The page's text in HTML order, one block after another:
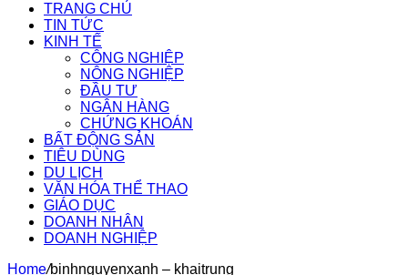
TRANG CHỦ
TIN TỨC
KINH TẾ
CÔNG NGHIỆP
NÔNG NGHIỆP
ĐẦU TƯ
NGÂN HÀNG
CHỨNG KHOÁN
BẤT ĐỘNG SẢN
TIÊU DÙNG
DU LỊCH
VĂN HÓA THỂ THAO
GIÁO DỤC
DOANH NHÂN
DOANH NGHIỆP
Home/binhnguyenxanh – khaitrung